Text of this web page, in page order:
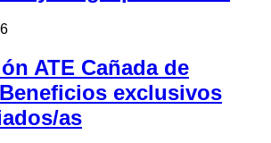
ATE Cañada de
exclusivos
as